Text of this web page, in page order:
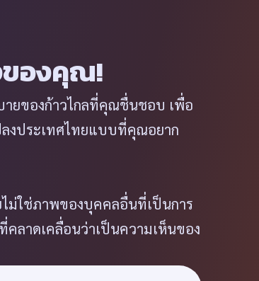
ของคุณ!
ายของก้าวไกลที่คุณชื่นชอบ เพื่อ
ลงประเทศไทยแบบที่คุณอยาก
ไม่ใช่ภาพของบุคคลอื่นที่เป็นการ
คลาดเคลื่อนว่าเป็นความเห็นของ